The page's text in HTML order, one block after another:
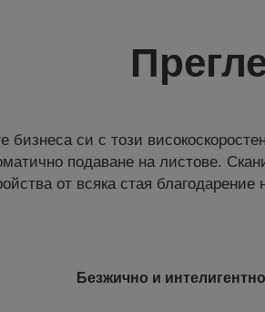
бизнеса си с този
подаване на листове.
от всяка стая
Безжично и